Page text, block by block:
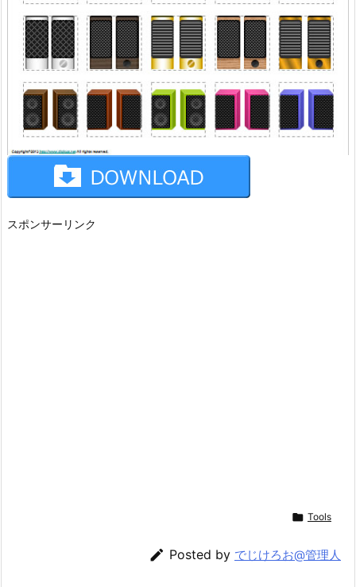
スポンサーリンク
 Tools
 Posted by でじけろお@管理人